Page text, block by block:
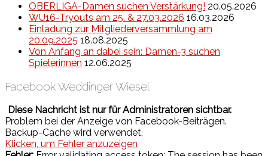
OBERLIGA-Damen suchen Verstärkung! 20.05.2026
WU16-Tryouts am 25. & 27.03.2026 16.03.2026
Einladung zur Mitgliederversammlung am
20.09.2025 18.08.2025
Von Anfang an dabei sein: Damen-3 suchen
Spielerinnen 12.06.2025
Facebook Weddinger Wiesel
Diese Nachricht ist nur für Administratoren sichtbar.
Problem bei der Anzeige von Facebook-Beiträgen.
Backup-Cache wird verwendet.
Klicken, um Fehler anzuzeigen